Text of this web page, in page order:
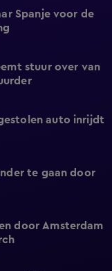
Spanje voor de
stuur over van
auto inrijdt
te gaan door
door Amsterdam